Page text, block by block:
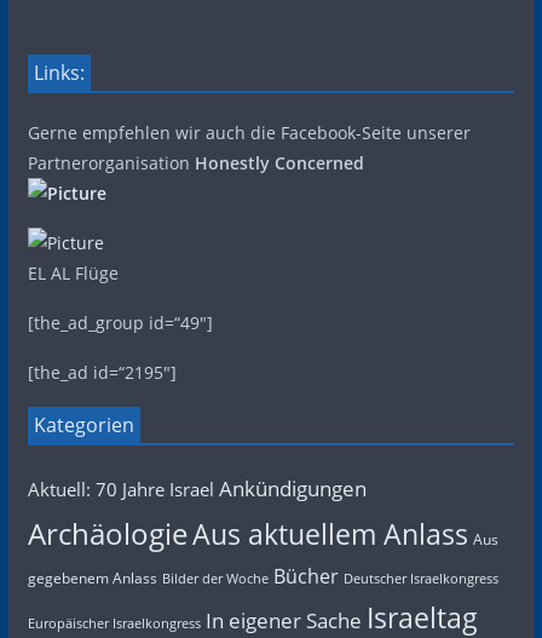
Links:
Gerne empfehlen wir auch die Facebook-Seite unserer
Partnerorganisation Honestly Concerned
EL AL Flüge
[the_ad_group id=“49″]
[the_ad id=“2195″]
Kategorien
Aktuell: 70 Jahre Israel Ankündigungen
ArchäologieAus aktuellem Anlass Aus
gegebenem Anlass Bilder der Woche Bücher Deutscher Israelkongress
Europäischer Israelkongress In eigener Sache Israeltag